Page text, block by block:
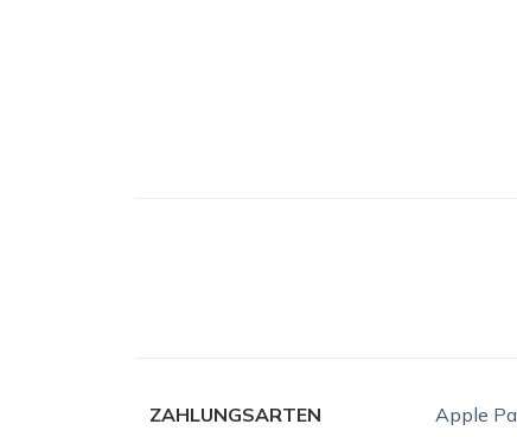
ZAHLUNGSARTEN Apple